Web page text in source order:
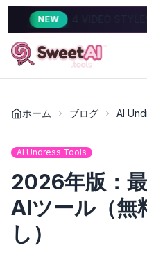
VIDEO STYLES
ホーム ブログ AI
AI Undress Tools
2026年版：
AIツール（無
し）